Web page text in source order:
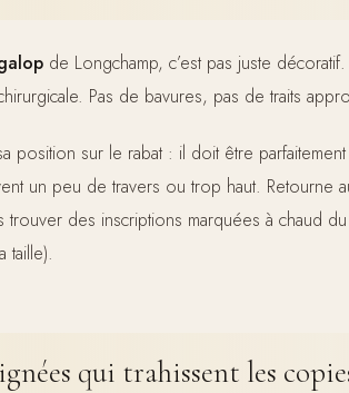
de Longchamp, c’est pas juste
Pas de bavures, pas de traits
position sur le rabat : il doit être
un peu de travers ou trop haut.
trouver des inscriptions marquées à chaud
taille).
qui trahissent les